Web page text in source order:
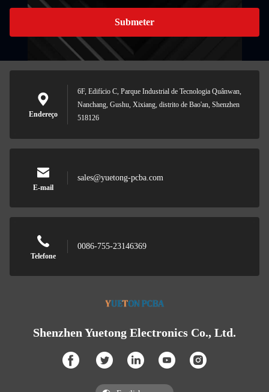
Submeter
Endereço
6F, Edifício C, Parque Industrial de Tecnologia Quânwan,
Nanchang, Gushu, Xixiang, distrito de Bao'an, Shenzhen
518126
E-mail
sales@yuetong-pcba.com
Telefone
0086-755-23146369
Shenzhen Yuetong Electronics Co., Ltd.